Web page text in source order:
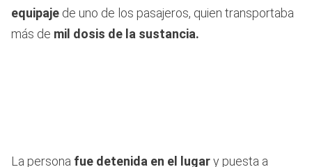
equipaje de uno de los pasajeros, quien transportaba
más de mil dosis de la sustancia.
La persona fue detenida en el lugary puesta a